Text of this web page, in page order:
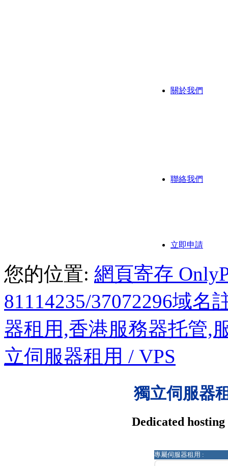
關於我們
聯絡我們
立即申請
您的位置: 網頁寄存
81114235/37072296域
器租用,香港服務器托管,
立伺服器租用 / VPS
獨立伺服器
Dedicated
專屬伺服器租用 :